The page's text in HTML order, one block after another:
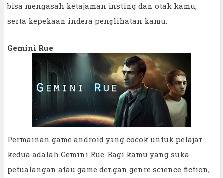
bisa mengasah ketajaman insting dan otak kamu,
serta kepekaan indera penglihatan kamu.
Gemini Rue
Permainan game android yang cocok untuk pelajar
kedua adalah Gemini Rue. Bagi kamu yang suka
petualangan atau game dengan genre science fiction,